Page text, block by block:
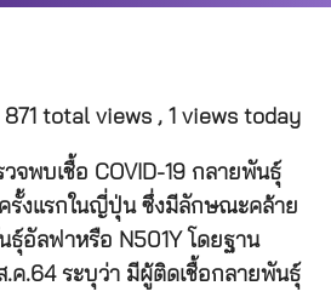
871 total views , 1 views today
จพบเชื้อ COVID-19 กลายพันธุ์
รั้งแรกในญี่ปุ่น ซึ่งมีลักษณะคล้าย
ธุ์อัลฟาหรือ N501Y โดยฐาน
.ค.64 ระบุว่า มีผู้ติดเชื้อกลายพันธุ์